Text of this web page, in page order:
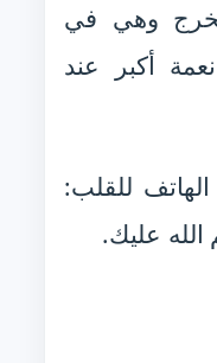
وهي في
أكبر عند
للقلب:
عليك.